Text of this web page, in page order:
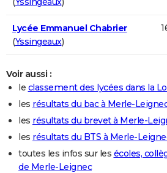
Lycée Emmanuel Chabrier
(Yssingeaux)
Voir aussi :
le classement des lycées dans la
les résultats du bac à Merle-
les résultats du brevet à Merle-
les résultats du BTS à Merle-
toutes les infos sur les écoles,
de Merle-Leignec